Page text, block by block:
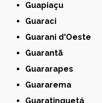
Guapiaçu
Guaraci
Guarani d'Oeste
Guarantã
Guararapes
Guararema
Guaratinguetá